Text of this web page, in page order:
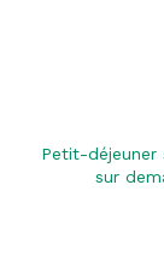
Petit-déjeuner
sur